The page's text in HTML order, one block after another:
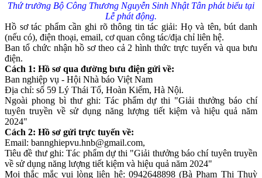
Thứ trưởng Bộ Công Thương Nguyễn Sinh Nhật Tân phát biểu tại
Lễ phát động.
Hồ sơ tác phẩm cần ghi rõ thông tin tác giải: Họ và tên, bút danh
(nếu có), điện thoại, email, cơ quan công tác/địa chỉ liên hệ.
Ban tổ chức nhận hồ sơ theo cả 2 hình thức trực tuyến và qua bưu
điện.
Cách 1: Hồ sơ qua đường bưu điện gửi về:
Ban nghiệp vụ - Hội Nhà báo Việt Nam
Địa chỉ: số 59 Lý Thái Tổ, Hoàn Kiếm, Hà Nội.
Ngoài phong bì thư ghi: Tác phẩm dự thi "Giải thưởng báo chí
tuyên truyền về sử dụng năng lượng tiết kiệm và hiệu quả năm
2024"
Cách 2: Hồ sơ gửi trực tuyến về:
Email: bannghiepvu.hnb@gmail.com,
Tiêu đề thư ghi: Tác phẩm dự thi "Giải thưởng báo chí tuyên truyền
về sử dụng năng lượng tiết kiệm và hiệu quả năm 2024"
Mọi thắc mắc vui lòng liên hệ: 0942648898 (Bà Phạm Thị Thuỳ